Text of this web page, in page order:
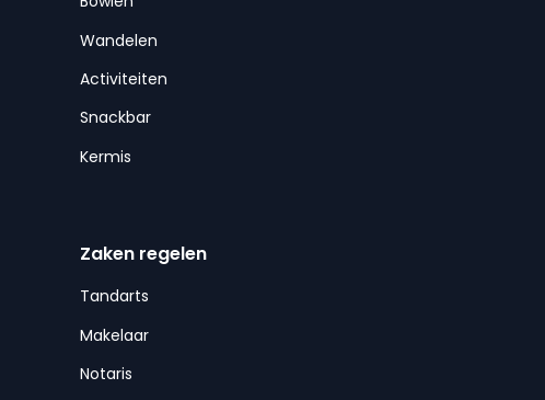
Wandelen
Activiteiten
Snackbar
Kermis
Zaken regelen
Tandarts
Makelaar
Notaris